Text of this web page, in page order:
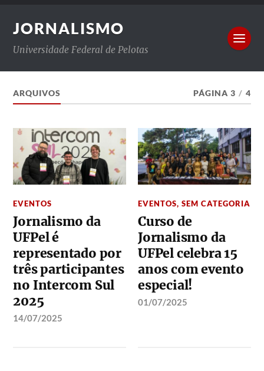
JORNALISMO
Universidade Federal de Pelotas
ARQUIVOS PÁGINA 3 / 4
EVENTOS
Jornalismo da
UFPel é
representado por
três participantes
no Intercom Sul
2025
14/07/2025
EVENTOS,SEM CATEGORIA
Curso de
Jornalismo da
UFPel celebra 15
anos com evento
especial!
01/07/2025